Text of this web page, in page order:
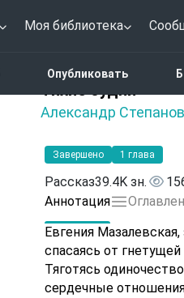
Моя библиотека
Опубликовать
Тихие будни
Александр
Завершено 1 глава
Рассказ39.4K зн.
Аннотация
Евгения
спасаясь от
Тяготясь
сердечные